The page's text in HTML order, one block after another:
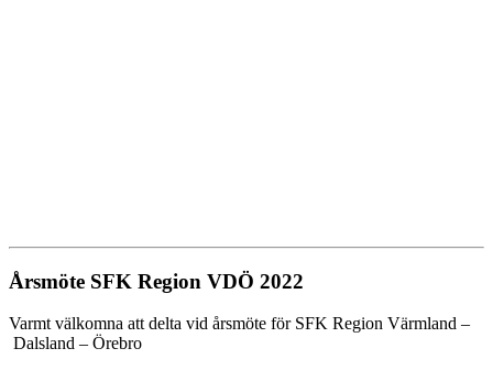
Årsmöte SFK Region VDÖ 2022
Varmt välkomna att delta vid årsmöte för SFK Region Värmland –
Dalsland – Örebro